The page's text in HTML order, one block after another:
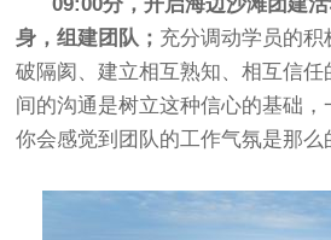
09:00分，开启海边沙滩团建
身，组建团队； 充分调动学员的
破隔阂、建立相互熟知、相互信任
间的沟通是树立这种信心的基础，
你会感觉到团队的工作气氛是那么